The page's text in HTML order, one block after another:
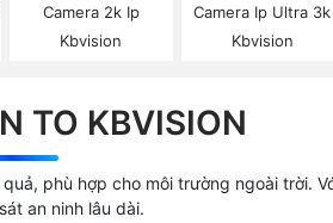
Camera 2k Ip
Kbvision
Camera Ip Ultra 3k
Kbvision
TO KBVISION
phù hợp cho môi trường ngoài trời.
an ninh lâu dài.